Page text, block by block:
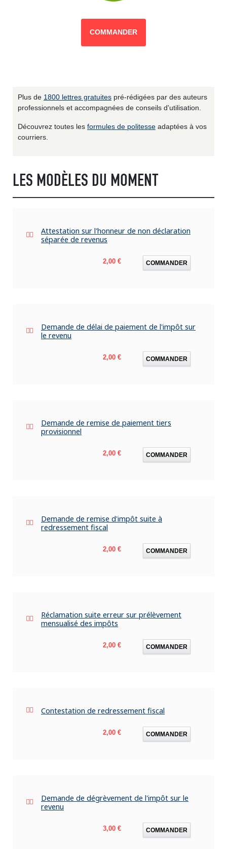
COMMANDER
Plus de 1800 lettres gratuites pré-rédigées par des auteurs
professionnels et accompagnées de conseils d'utilisation.
Découvrez toutes les formules de politesse adaptées à vos
courriers.
LES MODÈLES DU MOMENT
Attestation sur l'honneur de non déclaration
séparée de revenus
Prix
2,00 € COMMANDER
Demande de délai de paiement de l'impôt sur
le revenu
Prix
2,00 € COMMANDER
Demande de remise de paiement tiers
provisionnel
Prix
2,00 € COMMANDER
Demande de remise d'impôt suite à
redressement fiscal
Prix
2,00 € COMMANDER
Réclamation suite erreur sur prélèvement
mensualisé des impôts
Prix
2,00 € COMMANDER
Contestation de redressement fiscal
Prix
2,00 € COMMANDER
Demande de dégrèvement de l'impôt sur le
revenu
Prix
3,00 € COMMANDER